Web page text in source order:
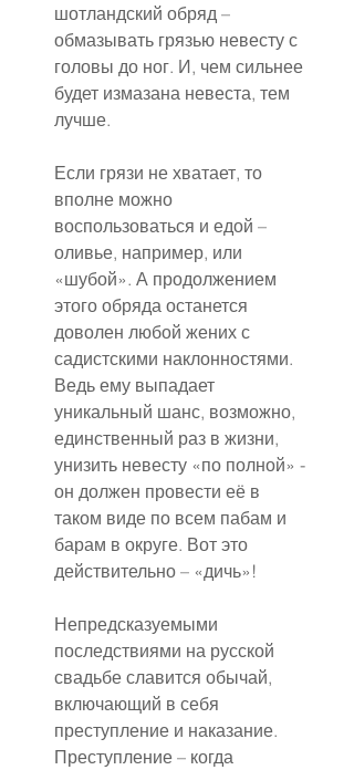
шотландский обряд –
обмазывать грязью невесту с
головы до ног. И, чем сильнее
будет измазана невеста, тем
лучше.
Если грязи не хватает, то
вполне можно
воспользоваться и едой –
оливье, например, или
«шубой». А продолжением
этого обряда останется
доволен любой жених с
садистскими наклонностями.
Ведь ему выпадает
уникальный шанс, возможно,
единственный раз в жизни,
унизить невесту «по полной» -
он должен провести её в
таком виде по всем пабам и
барам в округе. Вот это
действительно – «дичь»!
Непредсказуемыми
последствиями на русской
свадьбе славится обычай,
включающий в себя
преступление и наказание.
Преступление – когда